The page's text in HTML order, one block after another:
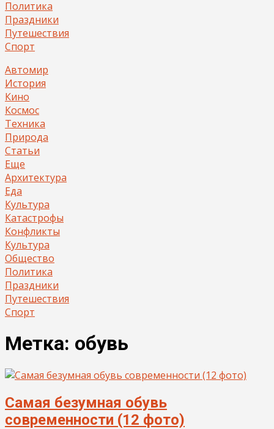
Политика
Праздники
Путешествия
Спорт
Автомир
История
Кино
Космос
Техника
Природа
Статьи
Еще
Архитектура
Еда
Культура
Катастрофы
Конфликты
Культура
Общество
Политика
Праздники
Путешествия
Спорт
Метка: обувь
Самая безумная обувь
современности (12 фото)